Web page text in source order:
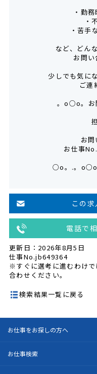
・勤
・
・苦手
など、どん
お問
少しでも気に
ご連
。o○o。お
お
お仕事
○o。.。
この
電話で
更新日：2026年8月5日
仕事No.jb649364
※すぐに選考に進むわけ
合わせください。
検索結果一覧に戻る
お仕事をお探しの方へ
お仕事検索